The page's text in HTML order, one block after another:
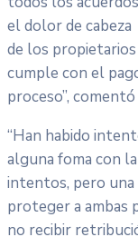
el dolor de cabeza
de los
cumple con el
proceso”, comentó
“Han habido
alguna foma con
intentos, pero una
proteger a ambas
no recibir